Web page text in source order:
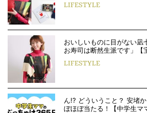
LIFESTYLE
おいしいものに目がない凪
お寿司は断然生派です」【
LIFESTYLE
ん!? どういうこと？ 安堵
ぼほぼ当たる！【中学生マ